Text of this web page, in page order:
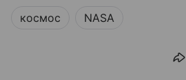
космос NASA